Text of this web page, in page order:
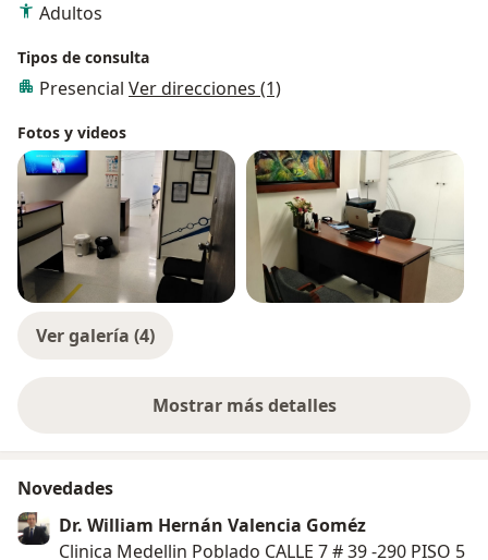
Adultos
Tipos de consulta
Presencial Ver direcciones (1)
Fotos y videos
Ver galería (4)
Mostrar más detalles
sobre la experiencia
Novedades
Dr. William Hernán Valencia Goméz
Clinica Medellin Poblado CALLE 7 # 39 -290 PISO 5